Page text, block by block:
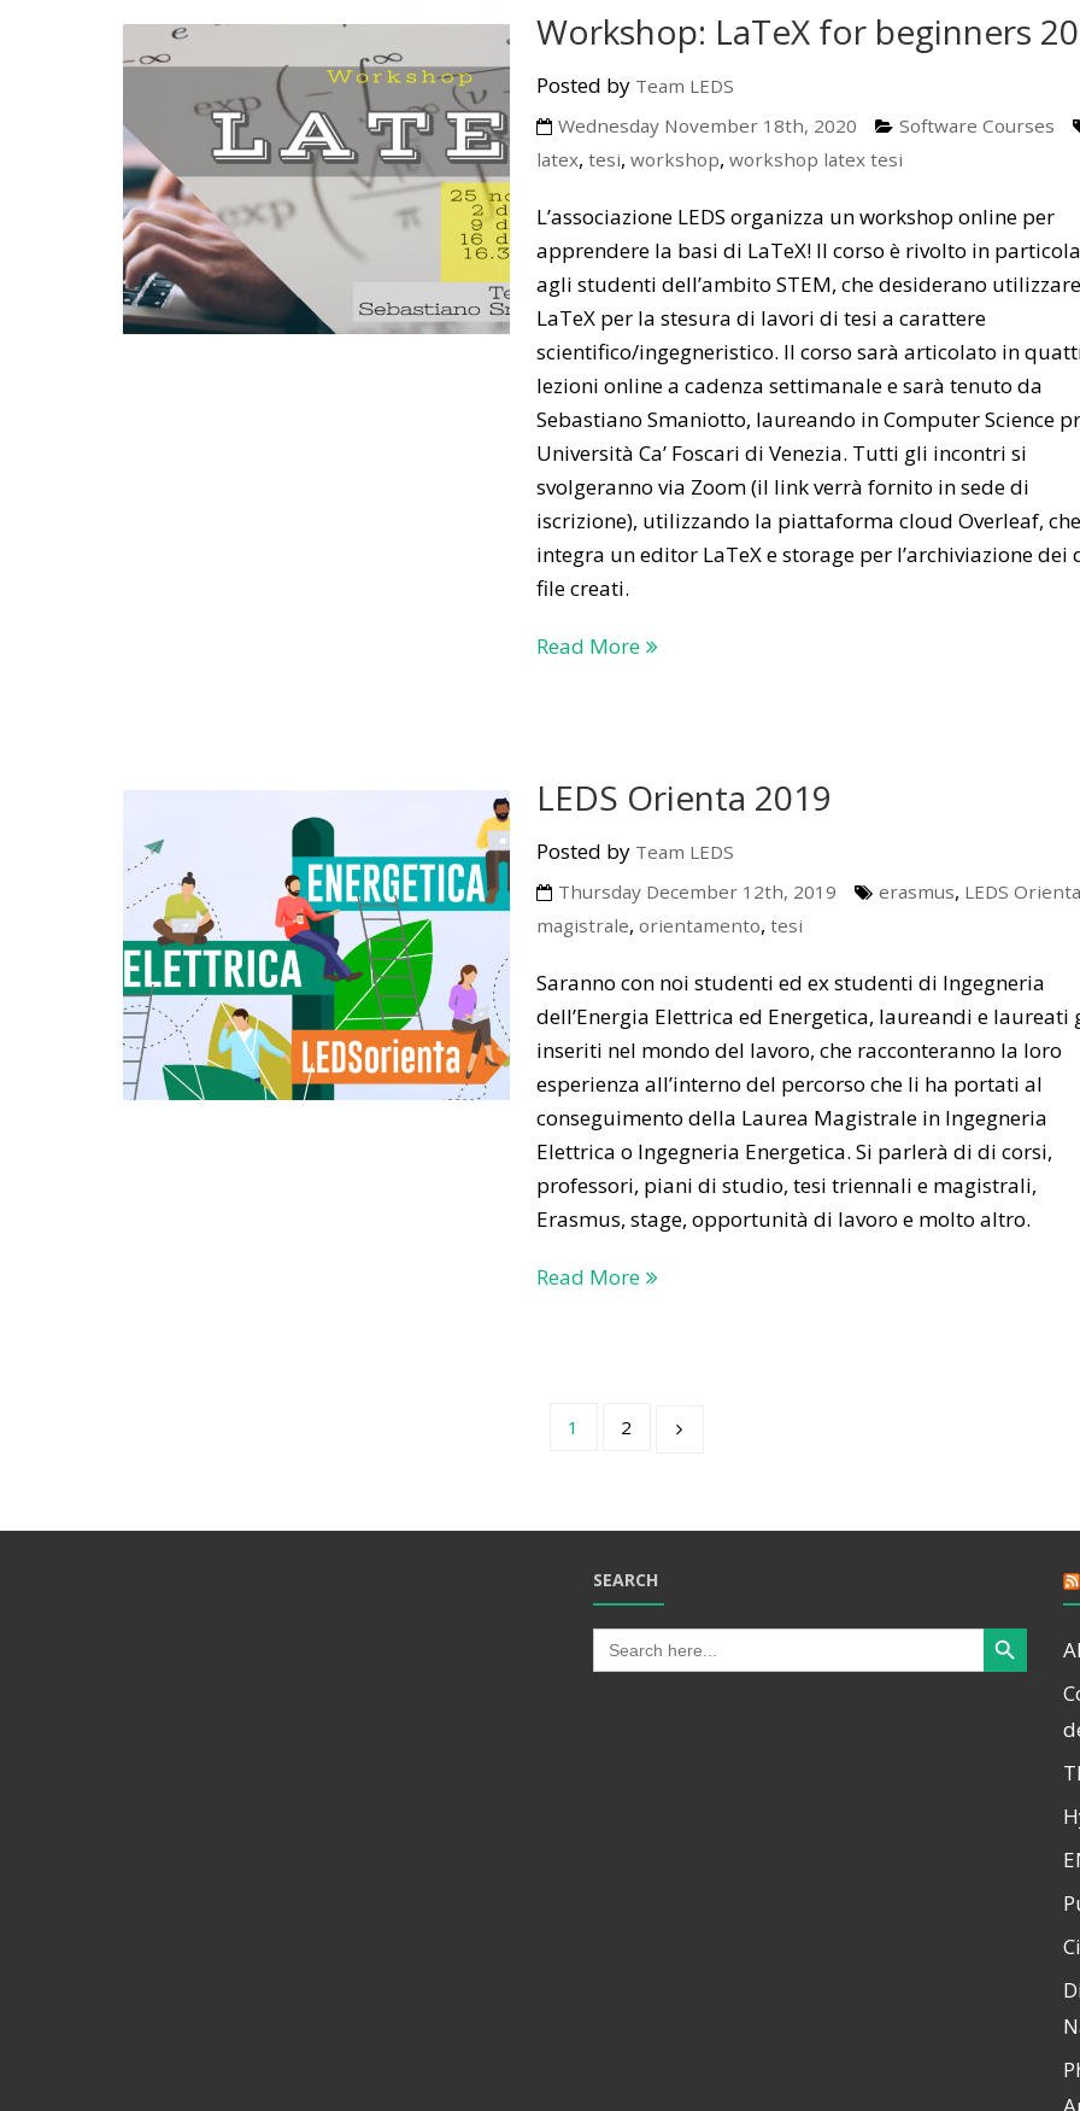
Workshop: LaTeX for beginners
Posted by Team LEDS
Wednesday November 18th, 2020
Software Courses
latex, tesi, workshop, workshop latex tesi
L’associazione LEDS organizza un workshop online per
apprendere la basi di LaTeX! Il corso è rivolto in
agli studenti dell’ambito STEM, che desiderano utilizzare
LaTeX per la stesura di lavori di tesi a carattere
scientifico/ingegneristico. Il corso sarà articolato in
lezioni online a cadenza settimanale e sarà tenuto da
Sebastiano Smaniotto, laureando in Computer Science
Università Ca’ Foscari di Venezia. Tutti gli incontri si
svolgeranno via Zoom (il link verrà fornito in sede di
iscrizione), utilizzando la piattaforma cloud Overleaf, che
integra un editor LaTeX e storage per l’archiviazione dei
file creati.
Read More
LEDS Orienta 2019
Posted by Team LEDS
Thursday December 12th, 2019
erasmus, LEDS
magistrale, orientamento, tesi
Saranno con noi studenti ed ex studenti di Ingegneria
dell’Energia Elettrica ed Energetica, laureandi e laureati
inseriti nel mondo del lavoro, che racconteranno la loro
esperienza all’interno del percorso che li ha portati al
conseguimento della Laurea Magistrale in Ingegneria
Elettrica o Ingegneria Energetica. Si parlerà di di corsi,
professori, piani di studio, tesi triennali e magistrali,
Erasmus, stage, opportunità di lavoro e molto altro.
Read More
1 2
SEARCH
Search
for:
Search Button